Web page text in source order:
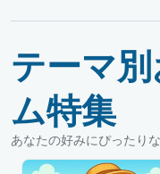
テーマ
ム特集
あなたの好みにぴったり